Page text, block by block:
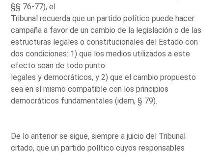
§§ 76-77), el
Tribunal recuerda que un partido político puede hacer
campaña a favor de un cambio de la legislación o de las
estructuras legales o constitucionales del Estado con
dos condiciones: 1) que los medios utilizados a este
efecto sean de todo punto
legales y democráticos, y 2) que el cambio propuesto
sea en sí mismo compatible con los principios
democráticos fundamentales (idem, § 79).
De lo anterior se sigue, siempre a juicio del Tribunal
citado, que un partido político cuyos responsables